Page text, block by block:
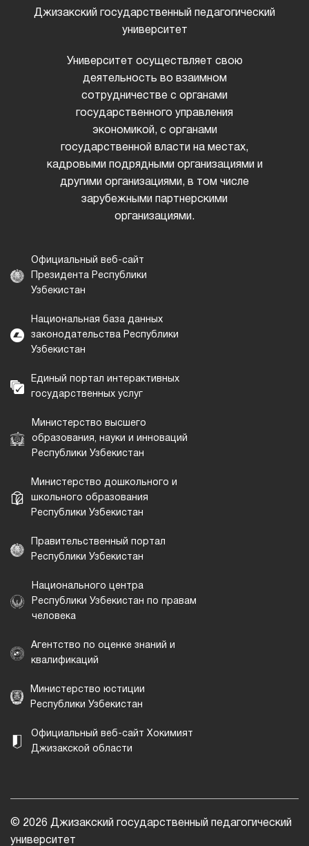
Джизакский государственный педагогический
университет
Университет осуществляет свою
деятельность во взаимном
сотрудничестве с органами
государственного управления
экономикой, с органами
государственной власти на местах,
кадровыми подрядными организациями и
другими организациями, в том числе
зарубежными партнерскими
организациями.
Официальный веб-сайт
Президента Республики
Узбекистан
Национальная база данных
законодательства Республики
Узбекистан
Единый портал интерактивных
государственных услуг
Министерство высшего
образования, науки и инноваций
Республики Узбекистан
Министерство дошкольного и
школьного образования
Республики Узбекистан
Правительственный портал
Республики Узбекистан
Национального центра
Республики Узбекистан по правам
человека
Агентство по оценке знаний и
квалификаций
Министерство юстиции
Республики Узбекистан
Официальный веб-сайт Хокимият
Джизакской области
© 2026 Джизакский государственный педагогический
университет